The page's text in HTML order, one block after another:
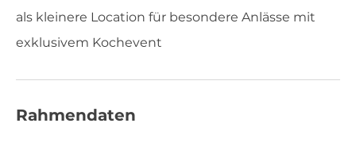
als kleinere Location für besondere Anlässe mit
exklusivem Kochevent
Rahmendaten